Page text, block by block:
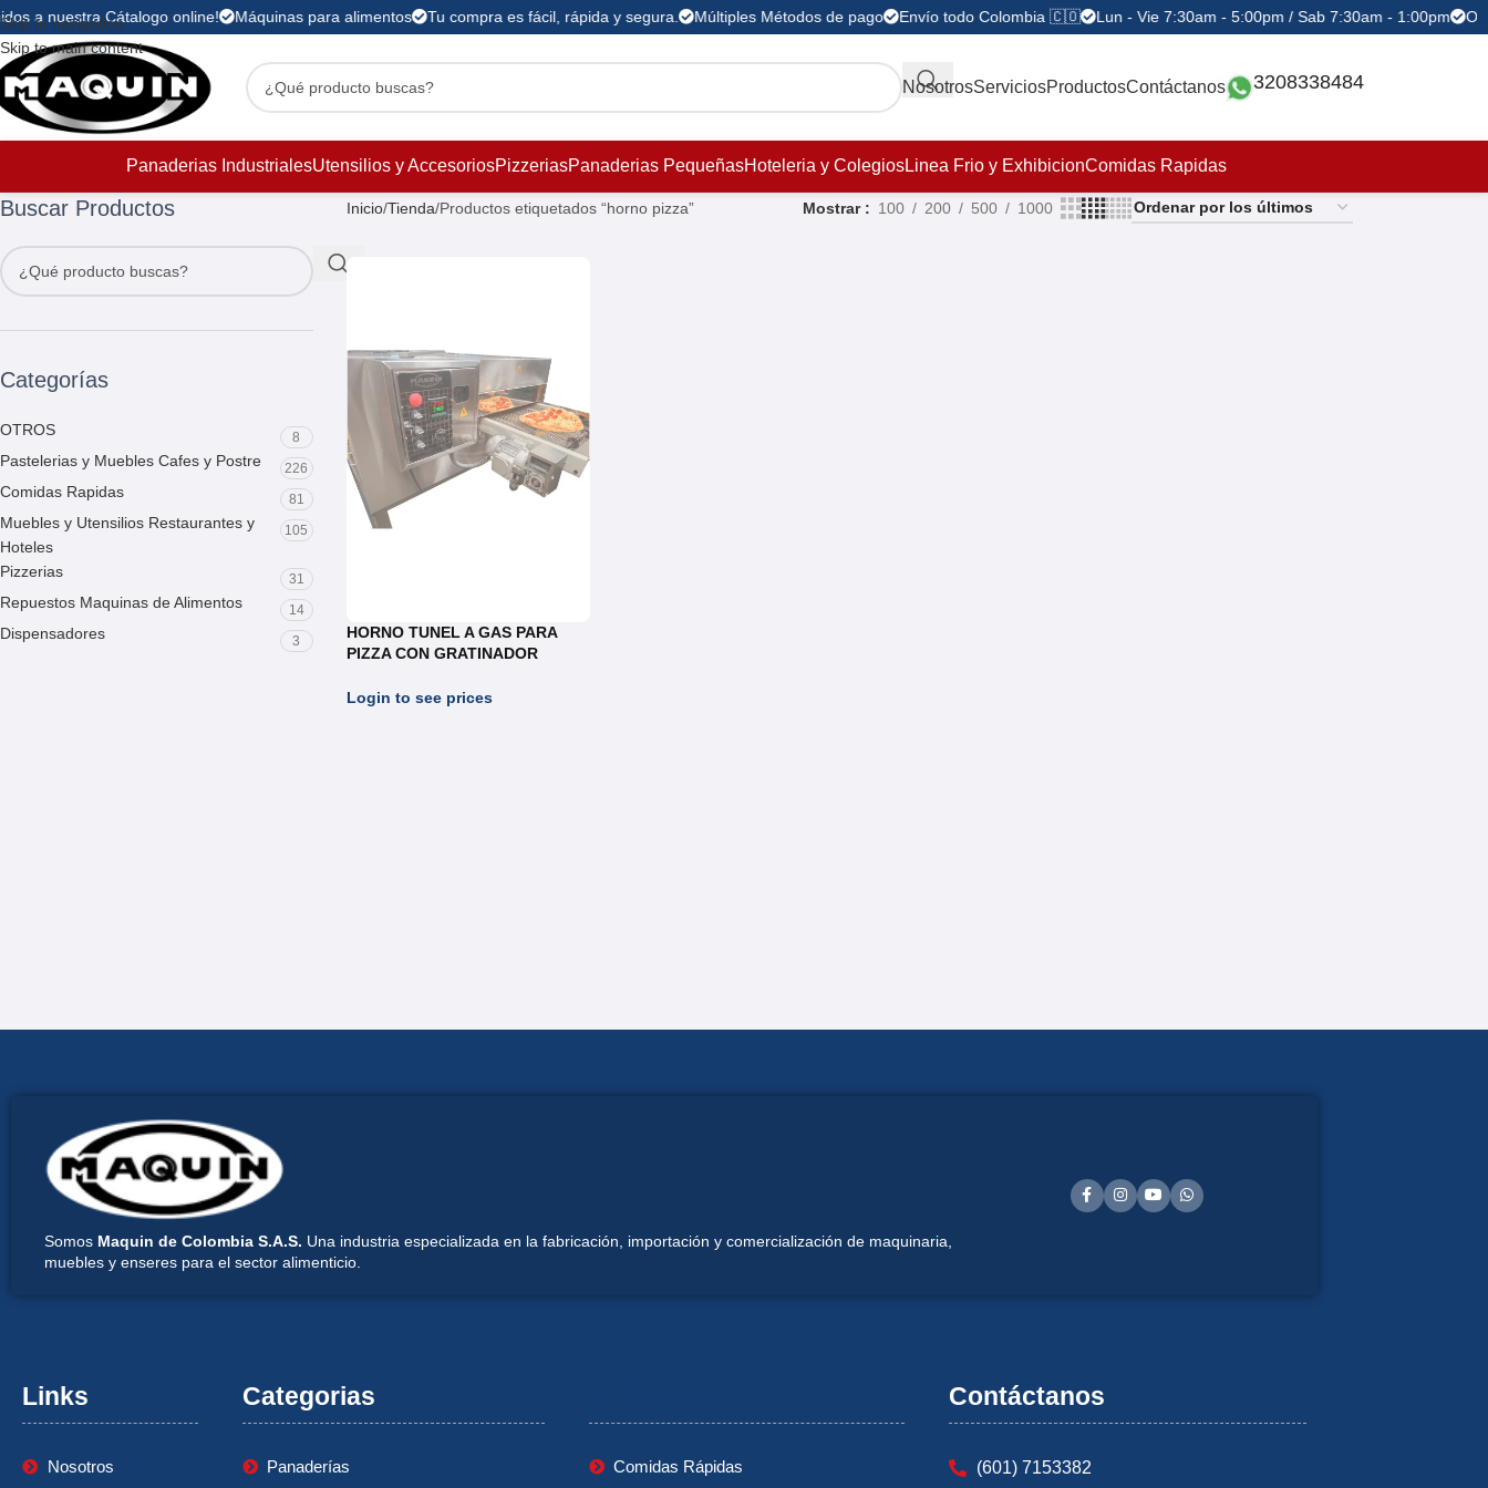
Skip to navigation
Skip to main content
a nuestra Cátalogo online! Máquinas para alimentos Tu compra es fácil, rápida y segura. Múltiples Métodos de pago Envío todo Colombia 🇨🇴 Lun - Vie 7:30am - 5:00pm / Sab 7:30am - 1:00pm
NosotrosServiciosProductosContáctanos 3208338484
Panaderias IndustrialesUtensilios y AccesoriosPizzeriasPanaderias PequeñasHoteleria y ColegiosLinea Frio y ExhibicionComidas Rapidas
Buscar Productos
Categorías
OTROS 8
Pastelerias y Muebles Cafes y Postre 226
Comidas Rapidas 81
Muebles y Utensilios Restaurantes y
Hoteles
105
Pizzerias 31
Repuestos Maquinas de Alimentos 14
Dispensadores 3
Inicio Tienda Productos etiquetados “horno pizza” Mostrar 100 200 500 1000
HORNO TUNEL A GAS PARA
PIZZA CON GRATINADOR
Login to see prices
Somos Maquin de Colombia S.A.S. Una industria especializada en la fabricación, importación y comercialización de maquinaria,
muebles y enseres para el sector alimenticio.
Links
Nosotros
Categorias
Panaderías
Comidas Rápidas
Contáctanos
(601) 7153382